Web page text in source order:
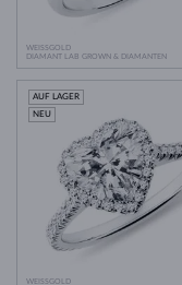
WEISSGOLD
DIAMANT LAB GROWN & DIAMANTEN
WEISSGOLD
AUF LAGER
NEU